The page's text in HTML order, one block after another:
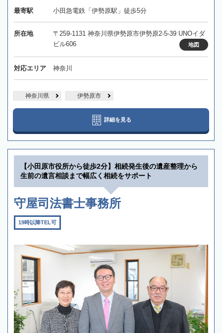
最寄駅 小田急電鉄「伊勢原駅」徒歩5分
所在地
〒259-1131 神奈川県伊勢原市伊勢原2-5-39 UNOイダ
ビル606
地図
対応エリア 神奈川
神奈川県 伊勢原市
詳細を見る
【小田原市役所から徒歩2分】相続発生後の遺産整理から
生前の遺言相談まで幅広く相続をサポート
守屋司法書士事務所
19時以降TEL可